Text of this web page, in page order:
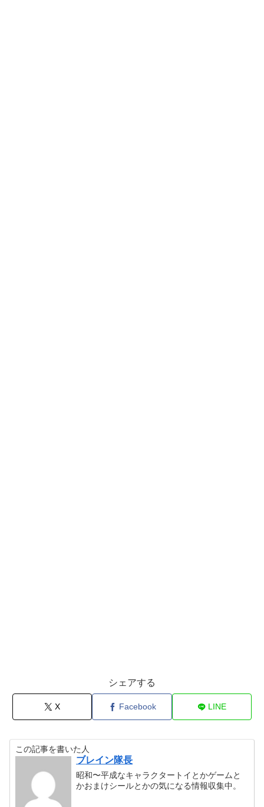
シェアする
X Facebook LINE
この記事を書いた人
ブレイン隊長
昭和〜平成なキャラクタートイとかゲームと
かおまけシールとかの気になる情報収集中。